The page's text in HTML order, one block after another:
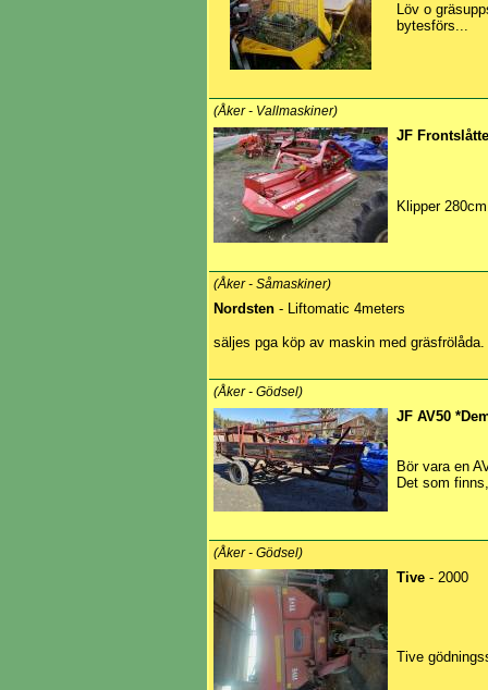
Löv o
bytesförs...
(Åker - Vallmaskiner)
JF
Klipper
(Åker - Såmaskiner)
Nordsten - Liftomatic 4meters
säljes pga köp av maskin med
(Åker - Gödsel)
JF AV50
Bör vara en
Det som
(Åker - Gödsel)
Tive - 2000
Tive